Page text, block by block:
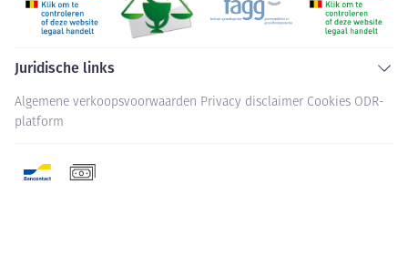
Juridische links
Algemene verkoopsvoorwaarden Privacy disclaimer Cookies ODR-
platform